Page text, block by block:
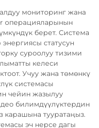
мониторинг жана
операцияларынын
берет. Система
статусун
суроолуу тизими
келеси
Учуу жана төмөнкү
системасы
чейин жазылуу
билимдүүлүктердин
тууратаңыз.
эч нерсе дагы